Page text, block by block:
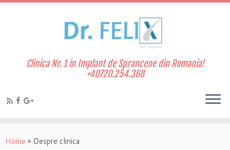
Clinica Nr. 1 in Implant de Sprancene din Romania!
+40720.254.368
Home » Despre clinica